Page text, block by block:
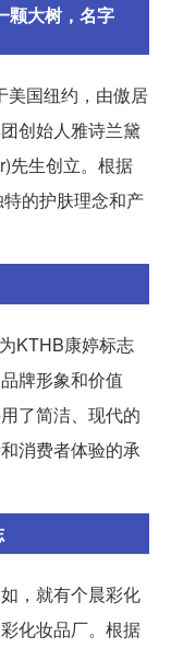
颗大树，名字
美国纽约，由傲居
创始人雅诗兰黛
先生创立。根据
的护肤理念和产
KTHB康婷标志
牌形象和价值
了简洁、现代的
消费者体验的承
，就有个晨彩化
化妆品厂。根据